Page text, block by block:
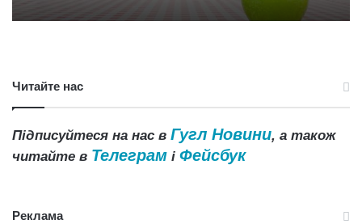
Читайте нас
Підписуйтеся на нас в Гугл Новини, а також
читайте в Телеграм і Фейсбук
Реклама